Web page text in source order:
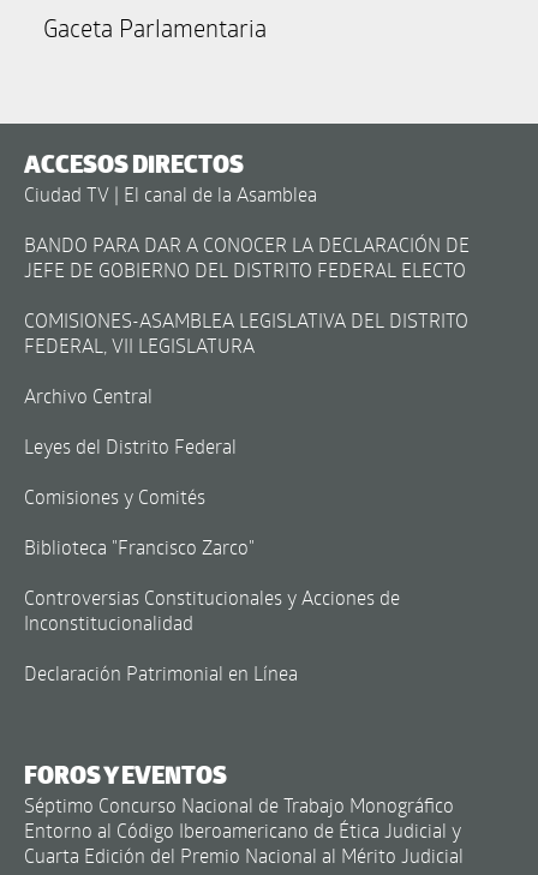
Gaceta Parlamentaria
ACCESOS DIRECTOS
Ciudad TV | El canal de la Asamblea
BANDO PARA DAR A CONOCER LA DECLARACIÓN DE
JEFE DE GOBIERNO DEL DISTRITO FEDERAL ELECTO
COMISIONES-ASAMBLEA LEGISLATIVA DEL DISTRITO
FEDERAL, VII LEGISLATURA
Archivo Central
Leyes del Distrito Federal
Comisiones y Comités
Biblioteca "Francisco Zarco"
Controversias Constitucionales y Acciones de
Inconstitucionalidad
Declaración Patrimonial en Línea
FOROS Y EVENTOS
Séptimo Concurso Nacional de Trabajo Monográfico
Entorno al Código Iberoamericano de Ética Judicial y
Cuarta Edición del Premio Nacional al Mérito Judicial